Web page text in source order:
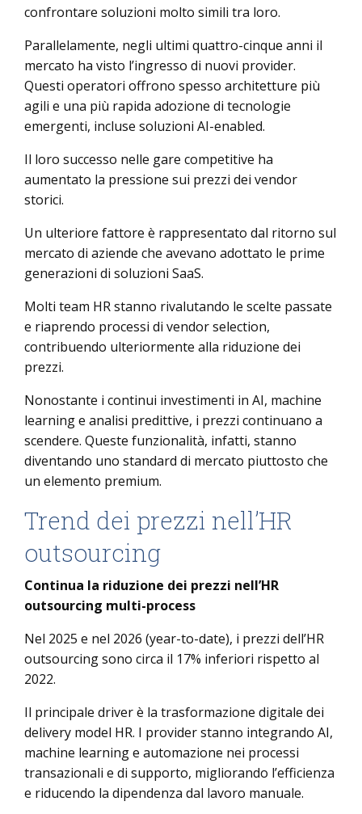
confrontare soluzioni molto simili tra loro.
Parallelamente, negli ultimi quattro-cinque anni il
mercato ha visto l’ingresso di nuovi provider.
Questi operatori offrono spesso architetture più
agili e una più rapida adozione di tecnologie
emergenti, incluse soluzioni AI-enabled.
Il loro successo nelle gare competitive ha
aumentato la pressione sui prezzi dei vendor
storici.
Un ulteriore fattore è rappresentato dal ritorno sul
mercato di aziende che avevano adottato le prime
generazioni di soluzioni SaaS.
Molti team HR stanno rivalutando le scelte passate
e riaprendo processi di vendor selection,
contribuendo ulteriormente alla riduzione dei
prezzi.
Nonostante i continui investimenti in AI, machine
learning e analisi predittive, i prezzi continuano a
scendere. Queste funzionalità, infatti, stanno
diventando uno standard di mercato piuttosto che
un elemento premium.
Trend dei prezzi nell’HR
outsourcing
Continua la riduzione dei prezzi nell’HR
outsourcing multi-process
Nel 2025 e nel 2026 (year-to-date), i prezzi dell’HR
outsourcing sono circa il 17% inferiori rispetto al
2022.
Il principale driver è la trasformazione digitale dei
delivery model HR. I provider stanno integrando AI,
machine learning e automazione nei processi
transazionali e di supporto, migliorando l’efficienza
e riducendo la dipendenza dal lavoro manuale.